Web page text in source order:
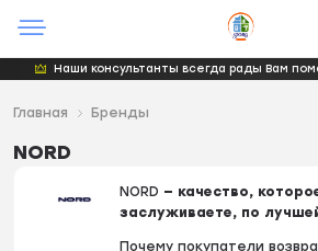
Наши консультанты всегда рады Вам
Главная Бренды
NORD
NORD — качество,
заслуживаете, по
Почему покупатели